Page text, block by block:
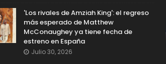
'Los rivales de Amziah King': el regreso
más esperado de Matthew
McConaughey ya tiene fecha de
estreno en España
Julio 30, 2026